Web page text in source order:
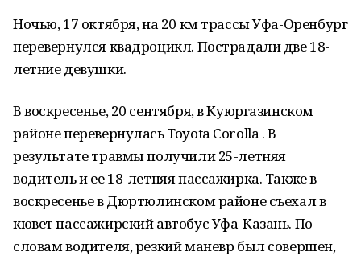
Ночью, 17 октября, на 20 км трассы Уфа-Оренбург
перевернулся квадроцикл. Пострадали две 18-
летние девушки.
В воскресенье, 20 сентября, в Куюргазинском
районе перевернулась Toyota Corolla . В
результате травмы получили 25-летняя
водитель и ее 18-летняя пассажирка. Также в
воскресенье в Дюртюлинском районе съехал в
кювет пассажирский автобус Уфа-Казань. По
словам водителя, резкий маневр был совершен,